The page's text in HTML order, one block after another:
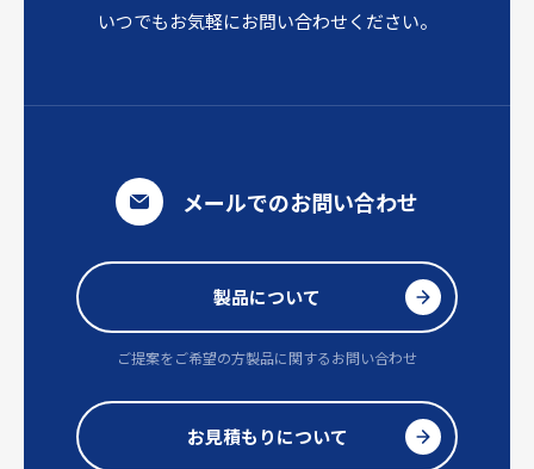
いつでもお気軽にお問い合わせください。
メールでのお問い合わせ
製品について
ご提案をご希望の方製品に関するお問い合わせ
お見積もりについて